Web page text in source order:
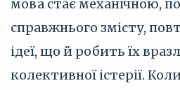
мова стає механічною,
справжнього змісту,
ідеї, що й робить їх
колективної істерії.